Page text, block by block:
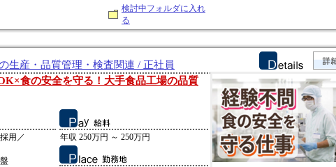
検討中フォルダに入れ
る
生産・品質管理・検査関連 / 正社員
食の安全を守る！大手食品工場の品質
用／
年収 250万円 ～ 250万円